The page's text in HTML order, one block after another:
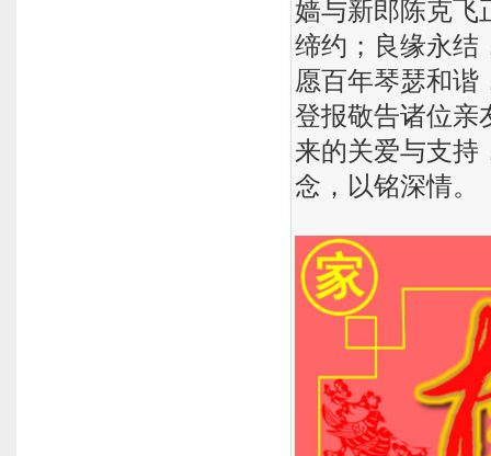
嫱与新郎陈克飞
缔约；良缘永结
愿百年琴瑟和谐
登报敬告诸位亲
来的关爱与支持
念，以铭深情。